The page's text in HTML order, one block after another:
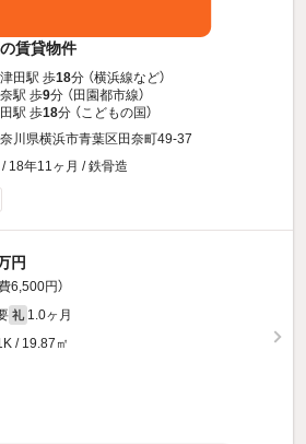
賃貸物件
田駅 歩18分 （横浜線など）
駅 歩9分 （田園都市線）
駅 歩18分 （こどもの国）
川県横浜市青葉区田奈町49-37
18年11ヶ月 / 鉄骨造
円
6,500円）
礼 1.0ヶ月
/ 19.87㎡